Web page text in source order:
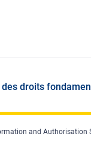
des droits
and Authorisation